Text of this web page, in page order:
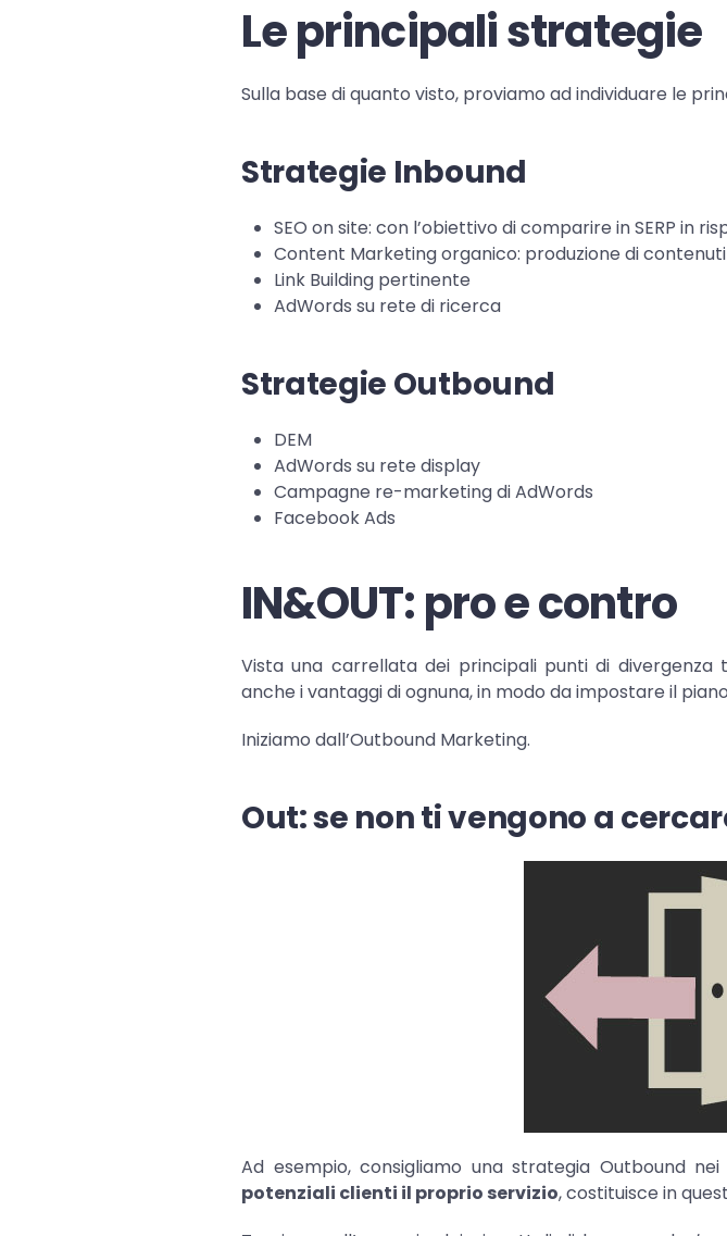
Le principali strategie
Sulla base di quanto visto, proviamo ad individuare le
Strategie Inbound
SEO on site: con l’obiettivo di comparire in SERP in
Content Marketing organico: produzione di
Link Building pertinente
AdWords su rete di ricerca
Strategie Outbound
DEM
AdWords su rete display
Campagne re-marketing di AdWords
Facebook Ads
IN&OUT: pro e contro
Vista una carrellata dei principali punti di
anche i vantaggi di ognuna, in modo da impostare il
Iniziamo dall’Outbound Marketing.
Out: se non ti vengono a
Ad esempio, consigliamo una strategia Outbound
potenziali clienti il proprio servizio, costituisce in